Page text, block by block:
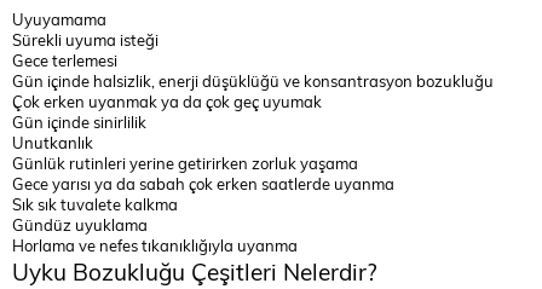
Uyuyamama
Sürekli uyuma isteği
Gece terlemesi
Gün içinde halsizlik, enerji düşüklüğü ve konsantrasyon bozukluğu
Çok erken uyanmak ya da çok geç uyumak
Gün içinde sinirlilik
Unutkanlık
Günlük rutinleri yerine getirirken zorluk yaşama
Gece yarısı ya da sabah çok erken saatlerde uyanma
Sık sık tuvalete kalkma
Gündüz uyuklama
Horlama ve nefes tıkanıklığıyla uyanma
Uyku Bozukluğu Çeşitleri Nelerdir?